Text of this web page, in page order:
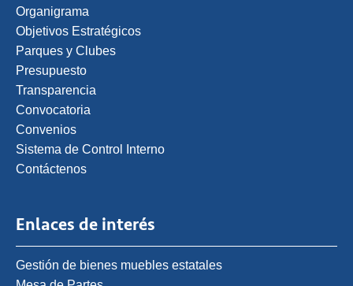
Organigrama
Objetivos Estratégicos
Parques y Clubes
Presupuesto
Transparencia
Convocatoria
Convenios
Sistema de Control Interno
Contáctenos
Enlaces de interés
Gestión de bienes muebles estatales